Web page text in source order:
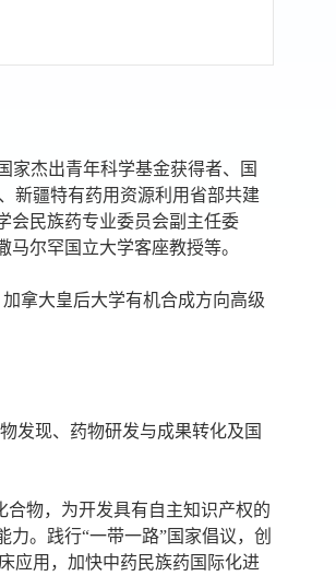
杰出青年科学基金获得者、国
新疆特有药用资源利用省部共建
会民族药专业委员会副主任委
尔罕国立大学客座教授等。
拿大皇后大学有机合成方向高级
发现、药物研发与成果转化及国
合物，为开发具有自主知识产权的
。践行“一带一路”国家倡议，创
应用，加快中药民族药国际化进